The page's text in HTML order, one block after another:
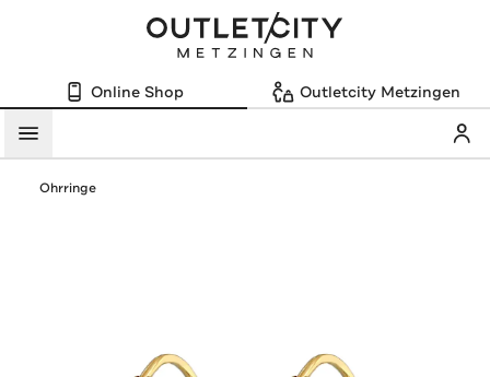
Online Shop Outletcity Metzingen
Menü
Ohrringe